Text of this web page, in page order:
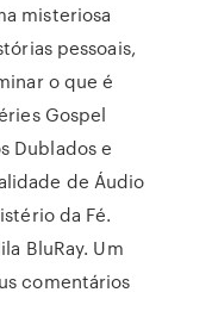
misteriosa
pessoais,
o que é
Gospel
Dublados e
de Áudio
da Fé.
BluRay. Um
comentários